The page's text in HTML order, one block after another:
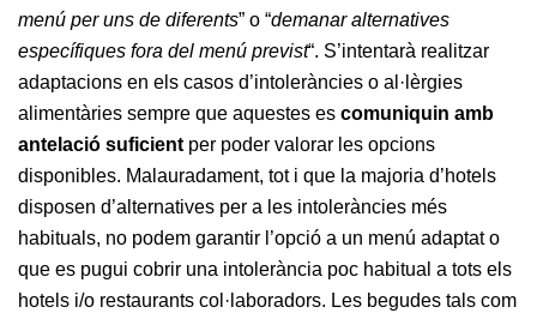
menú per uns de diferents” o “demanar alternatives
específiques fora del menú previst“. S’intentarà realitzar
adaptacions en els casos d’intoleràncies o al·lèrgies
alimentàries sempre que aquestes es comuniquin amb
antelació suficient per poder valorar les opcions
disponibles. Malauradament, tot i que la majoria d’hotels
disposen d’alternatives per a les intoleràncies més
habituals, no podem garantir l’opció a un menú adaptat o
que es pugui cobrir una intolerància poc habitual a tots els
hotels i/o restaurants col·laboradors. Les begudes tals com